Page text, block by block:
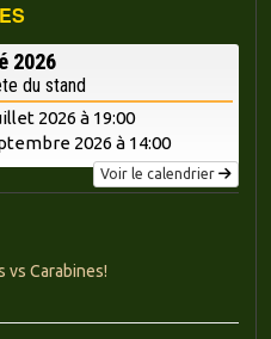
2026
du stand
2026 à 19:00
2026 à 14:00
Voir le calendrier
vs Carabines!